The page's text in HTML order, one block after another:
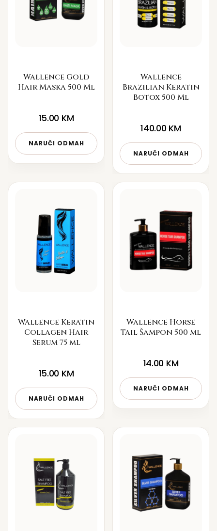
Wallence Gold
Hair Maska 500 Ml
15.00 KM
NARUČI ODMAH
Wallence
Brazilian Keratin
Botox 500 Ml
140.00 KM
NARUČI ODMAH
Wallence Keratin
Collagen Hair
Serum 75 ml
15.00 KM
NARUČI ODMAH
Wallence Horse
Tail Šampon 500 ml
14.00 KM
NARUČI ODMAH